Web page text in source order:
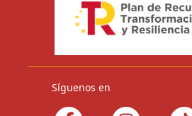
Síguenos en